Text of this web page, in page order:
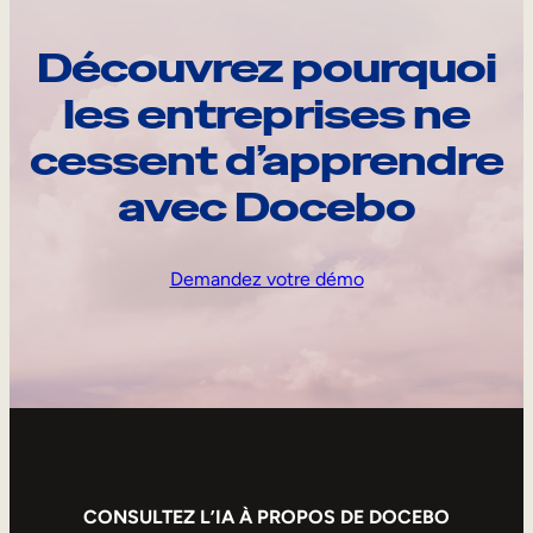
Découvrez pourquoi
les entreprises ne
cessent d’apprendre
avec Docebo
Demandez votre démo
CONSULTEZ L’IA À PROPOS DE DOCEBO